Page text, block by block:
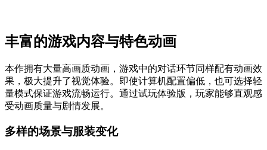
丰富的游戏内容与特色动画
本作拥有大量高画质动画，游戏中的对话环节同样配有动画效
果，极大提升了视觉体验。即使计算机配置偏低，也可选择轻
量模式保证游戏流畅运行。通过试玩体验版，玩家能够直观感
受动画质量与剧情发展。
多样的场景与服装变化